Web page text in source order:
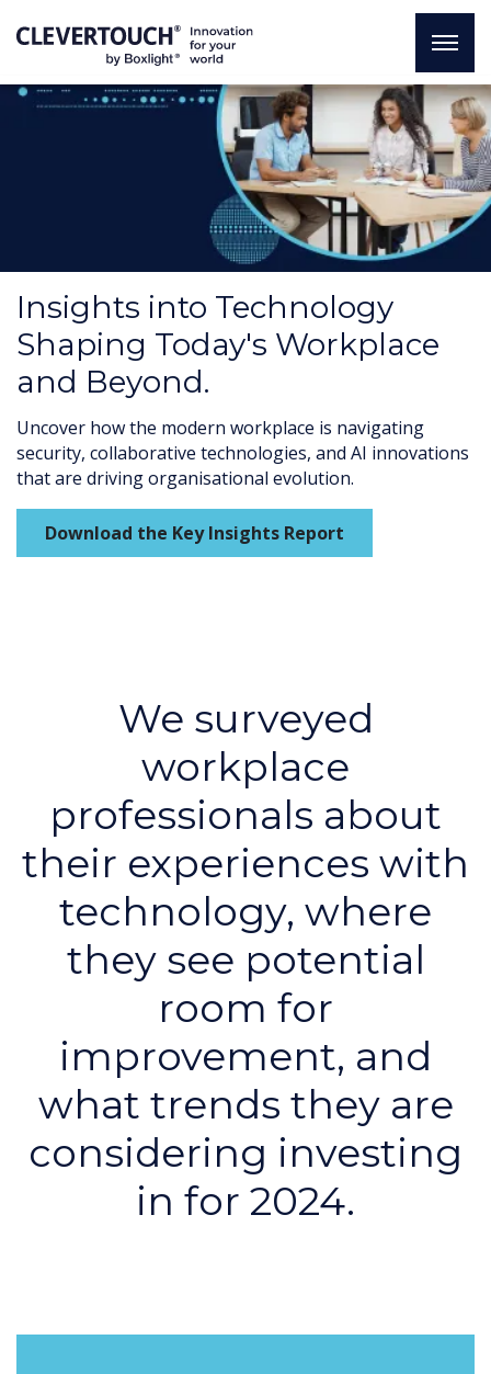
Insights into Technology
Shaping Today's Workplace
and Beyond.
Uncover how the modern workplace is navigating
security, collaborative technologies, and AI innovations
that are driving organisational evolution.
Download the Key Insights Report
We surveyed
workplace
professionals about
their experiences with
technology, where
they see potential
room for
improvement, and
what trends they are
considering investing
in for 2024.